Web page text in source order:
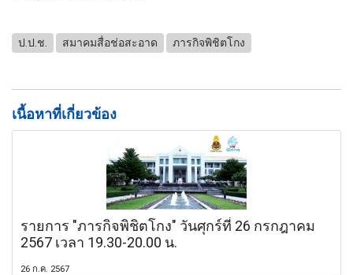
ป.ป.ช. สมาคมสื่อช่อสะอาด ภารกิจพิชิตโกง
เนื้อหาที่เกี่ยวข้อง
รายการ "ภารกิจพิชิตโกง" วันศุกร์ที่ 26 กรกฎาคม
2567 เวลา 19.30-20.00 น.
26 ก.ค. 2567